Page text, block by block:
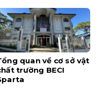
quan về cơ sở vật
trường BECI